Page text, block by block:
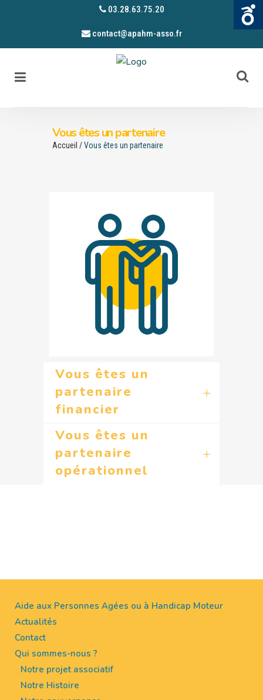
03.28.63.75.20
contact@apahm-asso.fr
Vous êtes un partenaire
Accueil /Vous êtes un partenaire
Vous êtes un
partenaire
financier
Vous êtes un
partenaire
opérationnel
Aide aux Personnes Agées ou à Handicap Moteur
Actualités
Contact
Qui sommes-nous ?
Notre projet associatif
Notre Histoire